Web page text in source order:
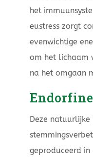
het
eustress zorgt
evenwichtige
om het lichaam
na het omgaan
Deze
geproduceerd in